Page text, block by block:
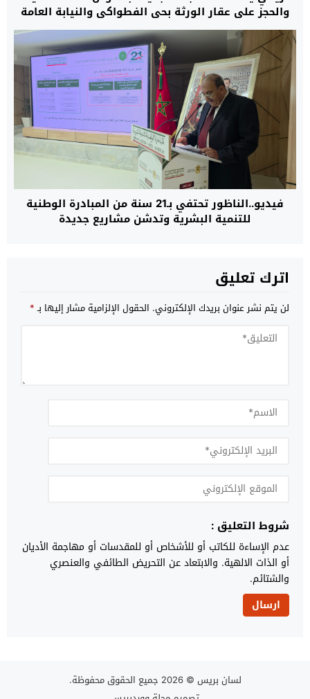
والحجز على عقار الورثة بحي الفطواكي والنيابة العامة
بدأت التحقيقات
فيديو..الناظور تحتفي بـ21 سنة من المبادرة الوطنية
للتنمية البشرية وتدشن مشاريع جديدة
اترك تعليق
لن يتم نشر عنوان بريدك الإلكتروني. الحقول الإلزامية مشار إليها بـ*
شروط التعليق :
عدم الإساءة للكاتب أو للأشخاص أو للمقدسات أو مهاجمة الأديان
أو الذات الالهية. والابتعاد عن التحريض الطائفي والعنصري
والشتائم.
لسان بريس © 2026 جميع الحقوق محفوظة.